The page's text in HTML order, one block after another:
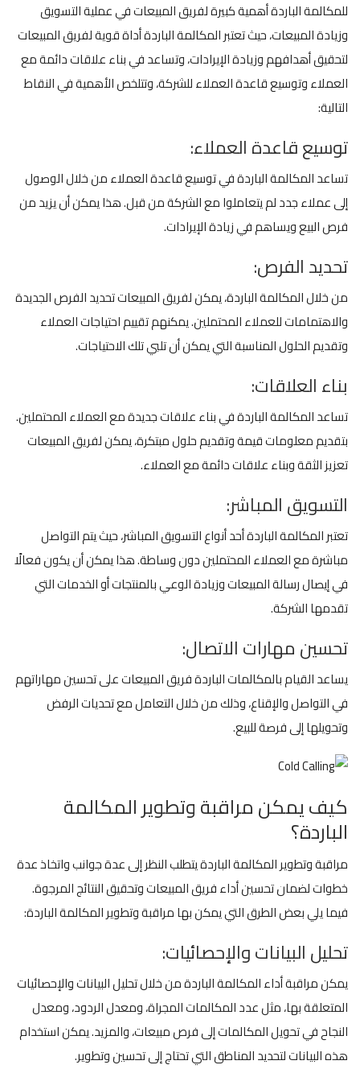
للمكالمة الباردة أهمية كبيرة لفريق المبيعات في عملية التسويق
وزيادة المبيعات، حيثتعتبر المكالمة الباردة أداة قوية لفريق المبيعات
لتحقيق أهدافهم وزيادة الإيرادات، وتساعد في بناء علاقات دائمة مع
العملاء وتوسيع قاعدة العملاء للشركة،وتتلخص الأهمية في النقاط
التالية:
توسيع قاعدة العملاء:
تساعد المكالمة الباردة في توسيع قاعدة العملاء من خلال الوصول
إلى عملاء جدد لم يتعاملوا مع الشركة من قبل. هذا يمكن أن يزيد من
فرص البيع ويساهم في زيادة الإيرادات.
تحديد الفرص:
من خلال المكالمة الباردة، يمكن لفريق المبيعات تحديد الفرص الجديدة
والاهتمامات للعملاء المحتملين. يمكنهم تقييم احتياجات العملاء
وتقديم الحلول المناسبة التي يمكن أن تلبي تلك الاحتياجات.
بناء العلاقات:
تساعد المكالمة الباردة في بناء علاقات جديدة مع العملاء المحتملين.
بتقديم معلومات قيمة وتقديم حلول مبتكرة، يمكن لفريق المبيعات
تعزيز الثقة وبناء علاقات دائمة مع العملاء.
التسويق المباشر:
تعتبر المكالمة الباردة أحد أنواع التسويق المباشر، حيث يتم التواصل
مباشرة مع العملاء المحتملين دون وساطة. هذا يمكن أن يكون فعالًا
في إيصال رسالة المبيعات وزيادة الوعي بالمنتجات أو الخدمات التي
تقدمها الشركة.
تحسين مهارات الاتصال:
يساعد القيام بالمكالمات الباردة فريق المبيعات على تحسين مهاراتهم
في التواصل والإقناع، وذلك من خلال التعامل مع تحديات الرفض
وتحويلها إلى فرصة للبيع.
كيف يمكن مراقبة وتطوير المكالمة
الباردة؟
مراقبة وتطوير المكالمة الباردة يتطلب النظر إلى عدة جوانب واتخاذ عدة
خطوات لضمان تحسين أداء فريق المبيعات وتحقيق النتائج المرجوة.
فيما يلي بعض الطرق التي يمكن بها مراقبة وتطوير المكالمة الباردة:
تحليل البيانات والإحصائيات:
يمكن مراقبة أداء المكالمة الباردة من خلال تحليل البيانات والإحصائيات
المتعلقة بها، مثل عدد المكالمات المجراة، ومعدل الردود، ومعدل
النجاح في تحويل المكالمات إلى فرص مبيعات، والمزيد. يمكن استخدام
هذه البيانات لتحديد المناطق التي تحتاج إلى تحسين وتطوير.